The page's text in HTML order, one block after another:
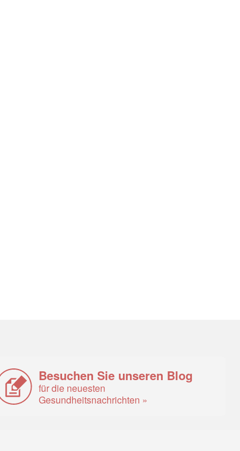
Besuchen Sie unseren Blog
für die neuesten
Gesundheitsnachrichten »